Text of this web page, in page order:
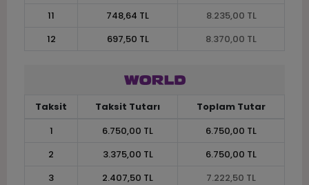
11
748,64 TL
8.235,00 TL
12
697,50 TL 8.370,00 TL
Taksit Taksit Tutarı
Toplam Tutar
1
6.750,00 TL
6.750,00 TL
2
3.375,00 TL
6.750,00 TL
3
2.407,50 TL
7.222,50 TL